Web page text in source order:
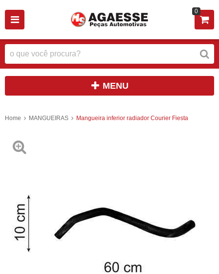
0
MENU
Home MANGUEIRAS Mangueira inferior radiador Courier Fiesta